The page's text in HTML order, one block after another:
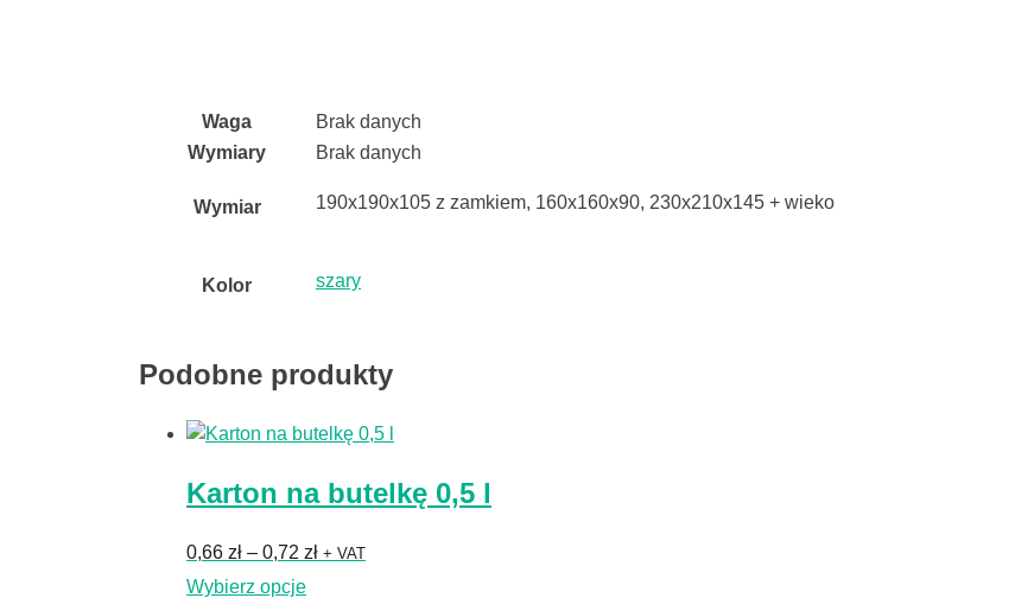
Waga
Brak danych
Wymiary
Brak danych
Wymiar 190x190x105 z zamkiem, 160x160x90, 230x210x145 + wieko
Kolor szary
Podobne produkty
Karton na butelkę 0,5 l
0,66 zł – 0,72 złZakres
+ VAT
Wybierz opcjeTen